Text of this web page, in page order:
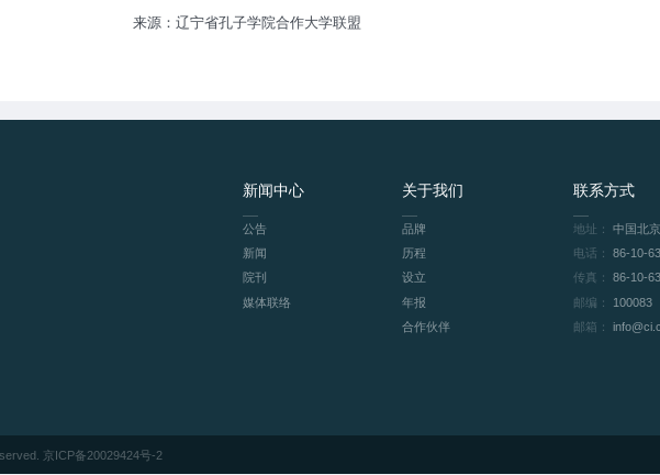
来源：辽宁省孔子学院合作大学联盟
新闻中心
公告
新闻
院刊
媒体联络
关于我们
品牌
历程
设立
年报
合作伙伴
联系方式
地址：
中国北
电话：
86-10-
传真：
86-10-
邮编：
100083
邮箱：
京ICP备20029424号-2